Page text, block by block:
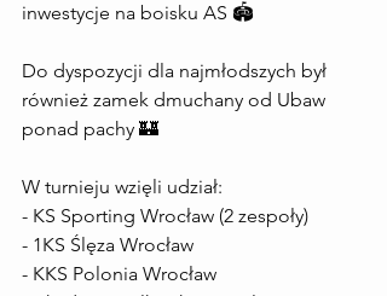
inwestycje na boisku AS 🏟️
Do dyspozycji dla najmłodszych był
również zamek dmuchany od Ubaw
ponad pachy 🏰
W turnieju wzięli udział:
- KS Sporting Wrocław (2 zespoły)
- 1KS Ślęza Wrocław
- KKS Polonia Wrocław